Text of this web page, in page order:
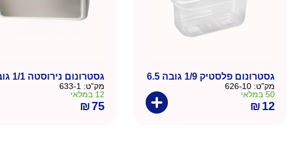
גסטרונום פלסטיק 1/9 גובה 6.5
מק”ט: 626-10
50 במלאי
₪ 12
גסטרונום נירוסטה 1/1 גובה20
מק”ט: 633-1
12 במלאי
₪75